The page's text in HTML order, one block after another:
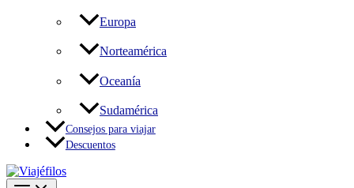
Europa
Norteamérica
Oceanía
Sudamérica
Consejos para viajar
Descuentos